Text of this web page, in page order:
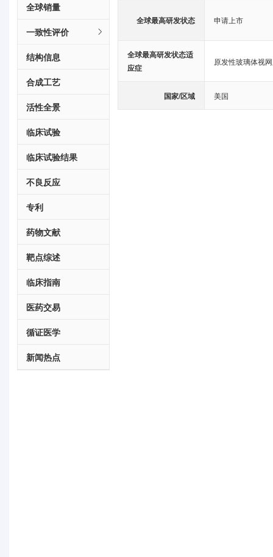
全球销量
一致性评价
结构信息
合成工艺
活性全景
临床试验
临床试验结果
不良反应
专利
药物文献
靶点综述
临床指南
医药交易
循证医学
新闻热点
全球最高研发状态 申请上市
全球最高研发状态适
应症
原发性玻璃体视
国家/区域 美国